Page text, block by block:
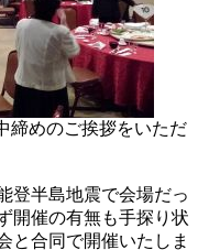
締めのご挨拶をいただ
登半島地震で会場だっ
開催の有無も手探り状
と合同で開催いたしま